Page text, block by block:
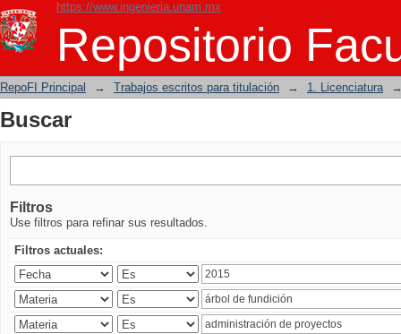
https://www.ingenieria.unam.mx
Repositorio
Buscar
RepoFI Principal → Trabajos escritos para titulación → 1. Licenciatura
Buscar
Filtros
Use filtros para refinar sus resultados.
Filtros actuales: